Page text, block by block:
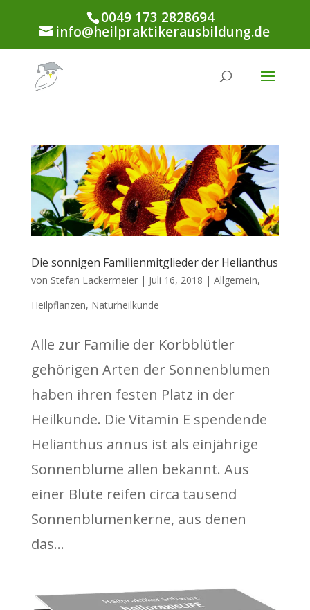
0049 173 2828694
info@heilpraktikerausbildung.de
Die sonnigen Familienmitglieder der Helianthus
von Stefan Lackermeier| Juli 16, 2018 | Allgemein,
Heilpflanzen, Naturheilkunde
Alle zur Familie der Korbblütler
gehörigen Arten der Sonnenblumen
haben ihren festen Platz in der
Heilkunde. Die Vitamin E spendende
Helianthus annus ist als einjährige
Sonnenblume allen bekannt. Aus
einer Blüte reifen circa tausend
Sonnenblumenkerne, aus denen
das...